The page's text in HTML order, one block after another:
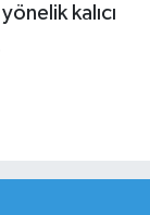
kalıcı